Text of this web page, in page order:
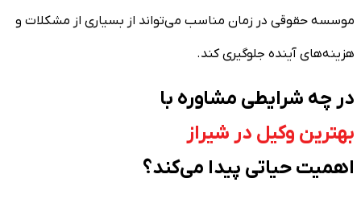
موسسه حقوقی در زمان مناسب می‌تواند از بسیاری از مشکلات و
هزینه‌های آینده جلوگیری کند.
در چه شرایطی مشاوره با
بهترین وکیل در شیراز
اهمیت حیاتی پیدا می‌کند؟